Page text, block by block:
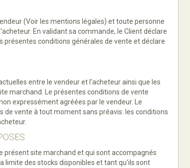
(Voir les mentions légales) et toute personne
En validant sa commande, le Client déclare
conditions générales de vente et déclare
entre le vendeur et l'acheteur ainsi que les
marchand. Le présentes conditions de vente
expressément agréées par le vendeur. Le
de vente à tout moment sans préavis: les conditions
présent site marchand et qui sont accompagnés
limite des stocks disponibles et tant qu'ils sont